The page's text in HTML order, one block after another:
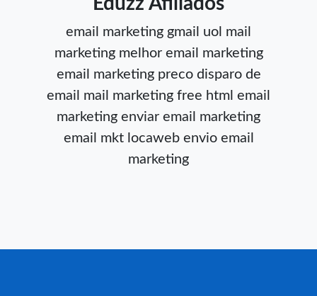
email marketing gmail uol mail
marketing melhor email marketing
email marketing preco disparo de
email mail marketing free html email
marketing enviar email marketing
email mkt locaweb envio email
marketing